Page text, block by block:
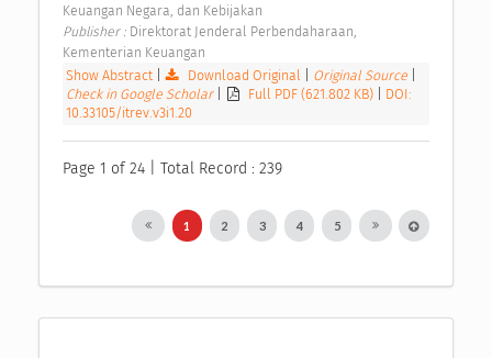
Keuangan Negara, dan Kebijakan
Publisher : Direktorat Jenderal Perbendaharaan,
Kementerian Keuangan
Show Abstract| Download Original Original Source
Check in Google Scholar
Full PDF (621.802 KB)
DOI:
10.33105/itrev.v3i1.20
Page 1 of 24 | Total Record : 239
1 2 3 4 5